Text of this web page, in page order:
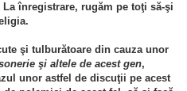
înregistrare, rugăm pe toţi să-şi
şi tulburătoare din cauza unor
şi altele de acest gen,
unor astfel de discuţii pe acest